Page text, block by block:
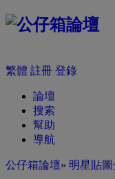
繁體 註冊 登錄
論壇
搜索
幫助
導航
公仔箱論壇» 明星貼